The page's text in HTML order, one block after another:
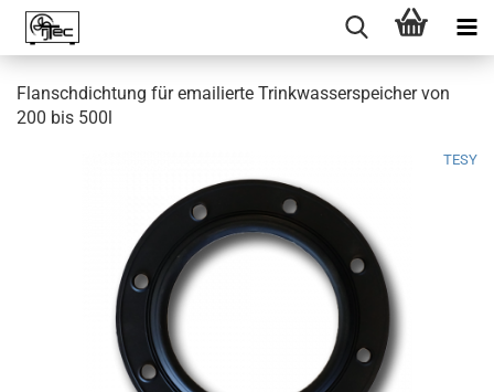
Flanschdichtung für emailierte Trinkwasserspeicher von
200 bis 500l
TESY